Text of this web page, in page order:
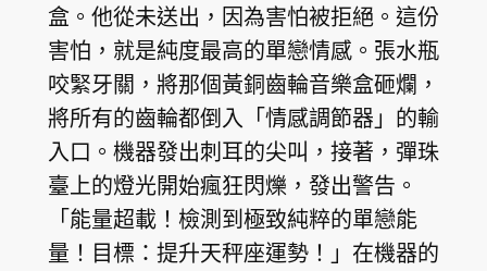
盒。他從未送出，因為害怕被拒絕。這份
害怕，就是純度最高的單戀情感。張水瓶
咬緊牙關，將那個黃銅齒輪音樂盒砸爛，
將所有的齒輪都倒入「情感調節器」的輸
入口。機器發出刺耳的尖叫，接著，彈珠
臺上的燈光開始瘋狂閃爍，發出警告。
「能量超載！檢測到極致純粹的單戀能
量！目標：提升天秤座運勢！」在機器的